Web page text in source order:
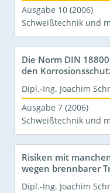
Ausgabe 10 (2006)
Schweißtechnik und
Die Norm DIN
den
Dipl.-Ing. Joachim
Ausgabe 7 (2006)
Schweißtechnik und
Risiken mit
wegen brennbarer
Dipl.-Ing. Joachim